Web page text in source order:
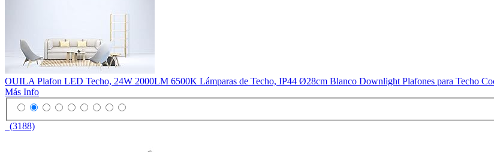
OUILA Plafon LED Techo, 24W 2000LM 6500K Lámparas de Techo, IP44 Ø28cm Blanco Downlight Plafones para Techo
Más Info
(3188)